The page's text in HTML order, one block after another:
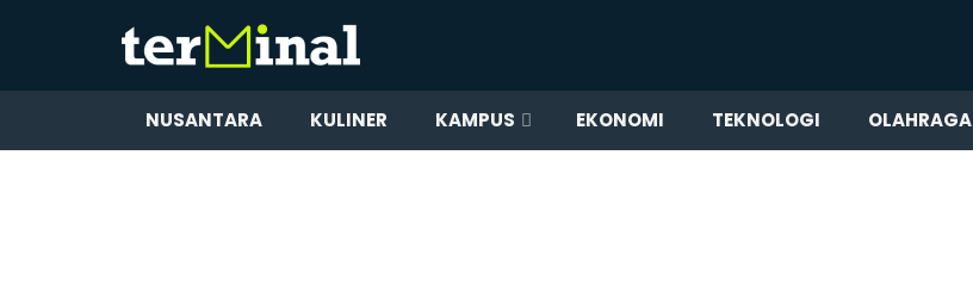
NUSANTARA KULINER KAMPUS EKONOMI TEKNOLOGI OLAHRAGA